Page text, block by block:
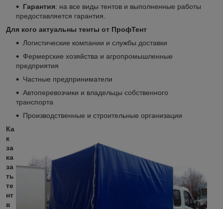
Гарантия: на все виды тентов и выполненные работы
предоставляется гарантия.
Для кого актуальны тенты от ПрофТент
Логистические компании и службы доставки
Фермерские хозяйства и агропромышленные
предприятия
Частные предприниматели
Автоперевозчики и владельцы собственного
транспорта
Производственные и строительные организации
Ка
к
за
ка
за
ть
те
нт
в